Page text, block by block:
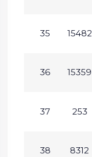
35 15482
36 15359
37 253
38 8312